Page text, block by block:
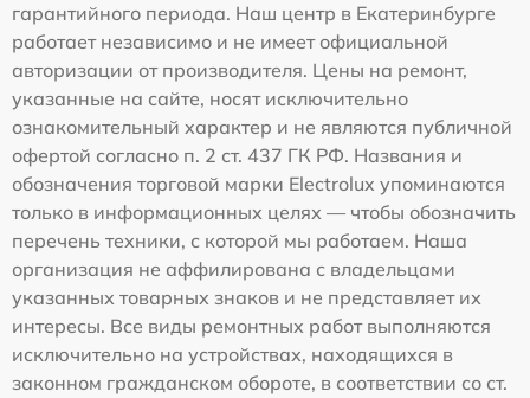
гарантийного периода. Наш центр в Екатеринбурге
работает независимо и не имеет официальной
авторизации от производителя. Цены на ремонт,
указанные на сайте, носят исключительно
ознакомительный характер и не являются публичной
офертой согласно п. 2 ст. 437 ГК РФ. Названия и
обозначения торговой марки Electrolux упоминаются
только в информационных целях — чтобы обозначить
перечень техники, с которой мы работаем. Наша
организация не аффилирована с владельцами
указанных товарных знаков и не представляет их
интересы. Все виды ремонтных работ выполняются
исключительно на устройствах, находящихся в
законном гражданском обороте, в соответствии со ст.